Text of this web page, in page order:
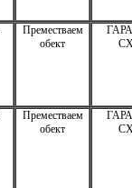
Преместваем
обект
Преместваем
обект